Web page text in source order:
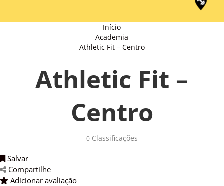
Início
Academia
Athletic Fit – Centro
Athletic Fit –
Centro
0Classificações
Salvar
Compartilhe
Adicionar avaliação